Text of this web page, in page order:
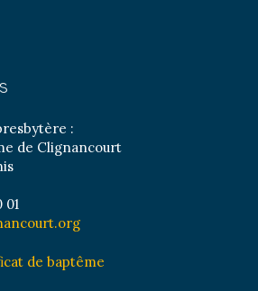
:
de Clignancourt
01
de baptême